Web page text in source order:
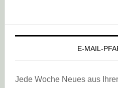
E-MAIL-
Jede Woche Neues aus